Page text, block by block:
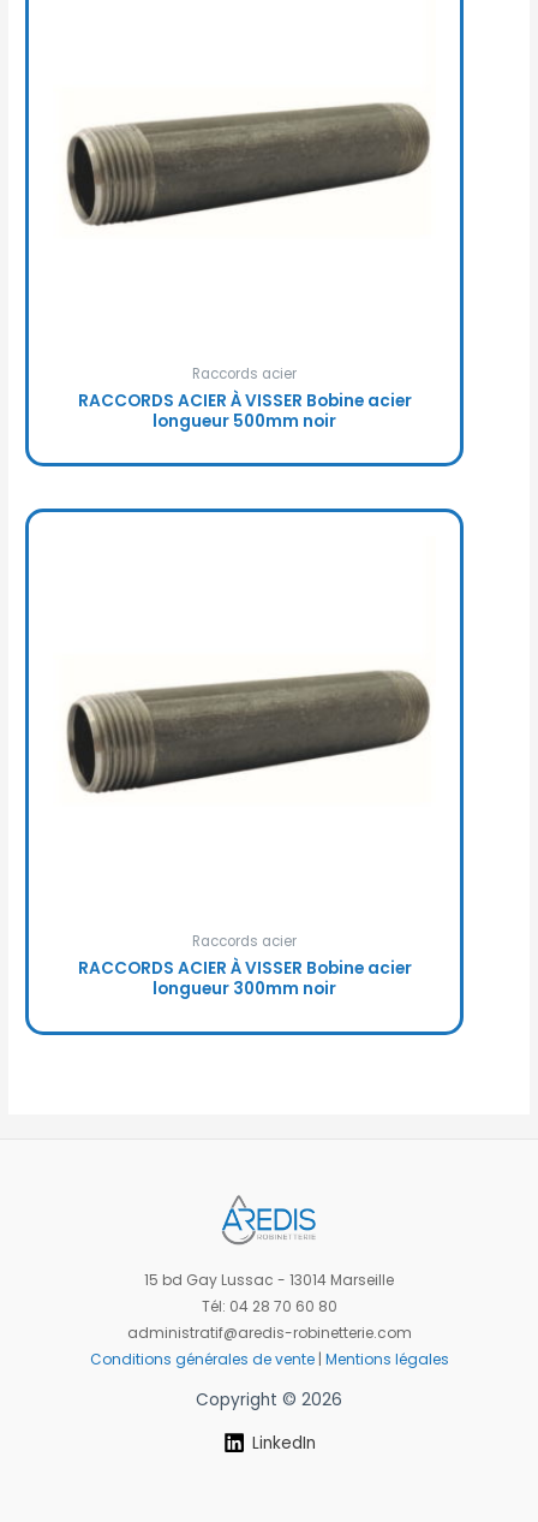
Raccords acier
RACCORDS ACIER À VISSER Bobine acier
longueur 500mm noir
Raccords acier
RACCORDS ACIER À VISSER Bobine acier
longueur 300mm noir
15 bd Gay Lussac - 13014 Marseille
Tél: 04 28 70 60 80
administratif@aredis-robinetterie.com
Conditions générales de vente| Mentions légales
Copyright © 2026
LinkedIn